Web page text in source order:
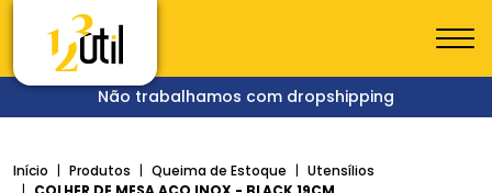
Não trabalhamos com dropshipping
Início Produtos Queima de Estoque
Utensílios